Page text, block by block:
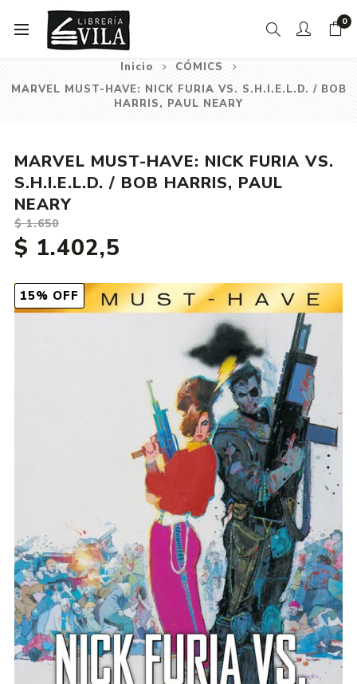
0
Inicio
CÓMICS
MARVEL MUST-HAVE: NICK FURIA VS. S.H.I.E.L.D. / BOB
HARRIS, PAUL NEARY
15% OFF
MARVEL MUST-HAVE: NICK FURIA VS.
S.H.I.E.L.D. / BOB HARRIS, PAUL
NEARY
$ 1.650
$ 1.402,5